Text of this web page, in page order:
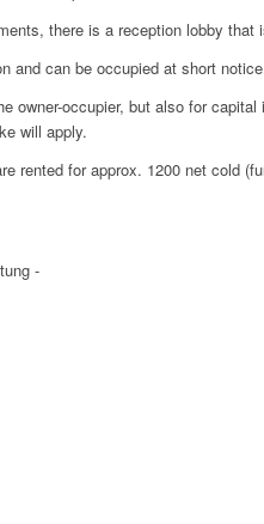
there is a reception lobby
and can be occupied at short
owner-occupier, but also for
will apply.
rented for approx. 1200 net cold
-